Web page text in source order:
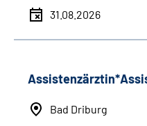
31.08.2026
Bad Driburg